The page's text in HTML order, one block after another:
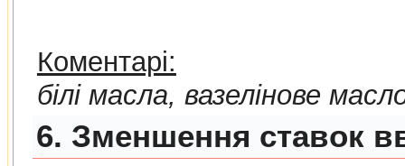
Коментарі:
білі масла, вазелінове
6. Зменшення ставок